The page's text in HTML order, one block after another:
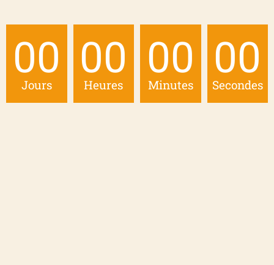
00
Jours
00
Heures
00
Minutes
00
Secondes